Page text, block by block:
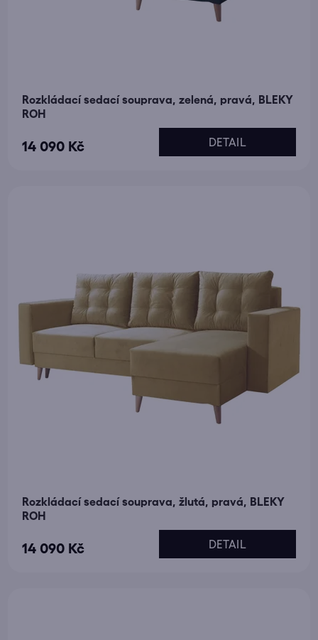
Rozkládací sedací souprava, zelená, pravá, BLEKY
ROH
14 090 Kč DETAIL
Rozkládací sedací souprava, žlutá, pravá, BLEKY
ROH
14 090 Kč DETAIL